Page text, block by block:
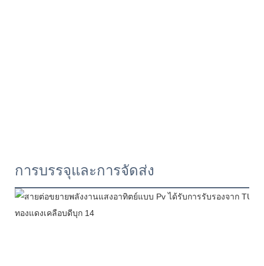
การบรรจุและการจัดส่ง